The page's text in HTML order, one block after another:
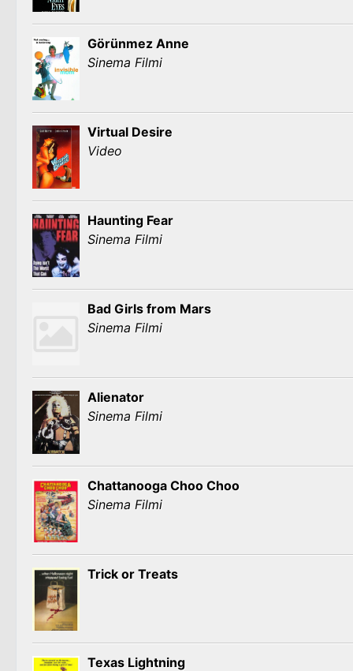
Görünmez Anne
Sinema Filmi
Virtual Desire
Video
Haunting Fear
Sinema Filmi
Bad Girls from Mars
Sinema Filmi
Alienator
Sinema Filmi
Chattanooga Choo Choo
Sinema Filmi
Trick or Treats
Texas Lightning